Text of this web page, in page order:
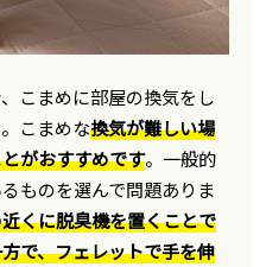
こまめに部屋の換気をし
こまめな換気が難しい場
がおすすめです。一般的
ものを選んで問題ありま
くに脱臭機を置くことで
で、フェレットで手を伸